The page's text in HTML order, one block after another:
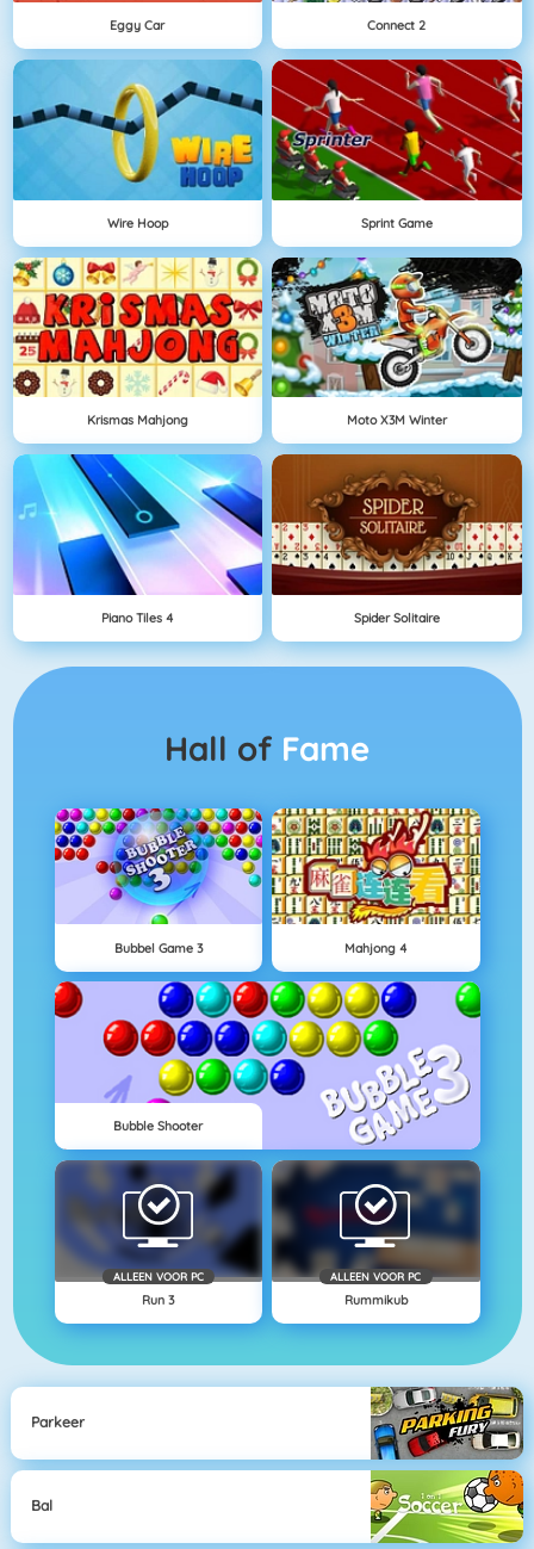
Eggy Car Connect 2
Wire Hoop Sprint Game
Krismas Mahjong Moto X3M Winter
Piano Tiles 4 Spider Solitaire
Hall of Fame
Bubbel Game 3 Mahjong 4
Bubble Shooter
ALLEEN VOOR PC
Run 3
ALLEEN VOOR PC
Rummikub
Parkeer
Bal